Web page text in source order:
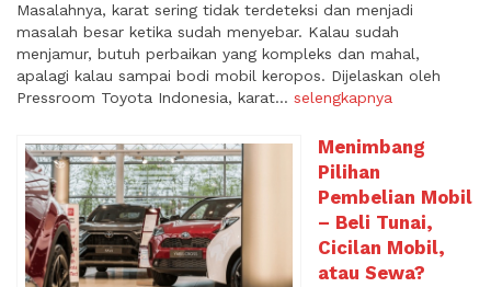
Masalahnya, karat sering tidak terdeteksi dan menjadi
masalah besar ketika sudah menyebar. Kalau sudah
menjamur, butuh perbaikan yang kompleks dan mahal,
apalagi kalau sampai bodi mobil keropos. Dijelaskan oleh
Pressroom Toyota Indonesia, karat... selengkapnya
Menimbang
Pilihan
Pembelian Mobil
– Beli Tunai,
Cicilan Mobil,
atau Sewa?